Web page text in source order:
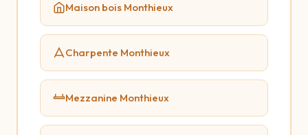
Maison bois Monthieux
Charpente Monthieux
Mezzanine Monthieux